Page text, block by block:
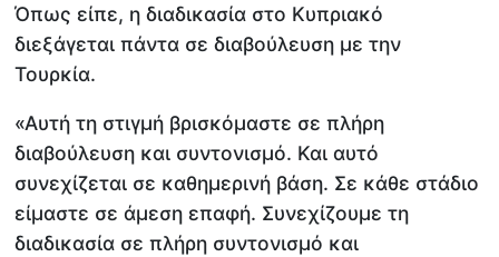
Όπως είπε, η διαδικασία στο Κυπριακό
διεξάγεται πάντα σε διαβούλευση με την
Τουρκία.
«Αυτή τη στιγμή βρισκόμαστε σε πλήρη
διαβούλευση και συντονισμό. Και αυτό
συνεχίζεται σε καθημερινή βάση. Σε κάθε στάδιο
είμαστε σε άμεση επαφή. Συνεχίζουμε τη
διαδικασία σε πλήρη συντονισμό και